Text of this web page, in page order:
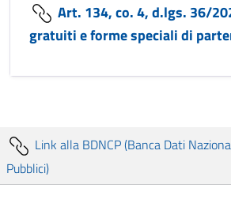
Art. 134, co. 4, d.lgs. 36/
gratuiti e forme speciali di
Link alla BDNCP (Banca Dati
Pubblici)